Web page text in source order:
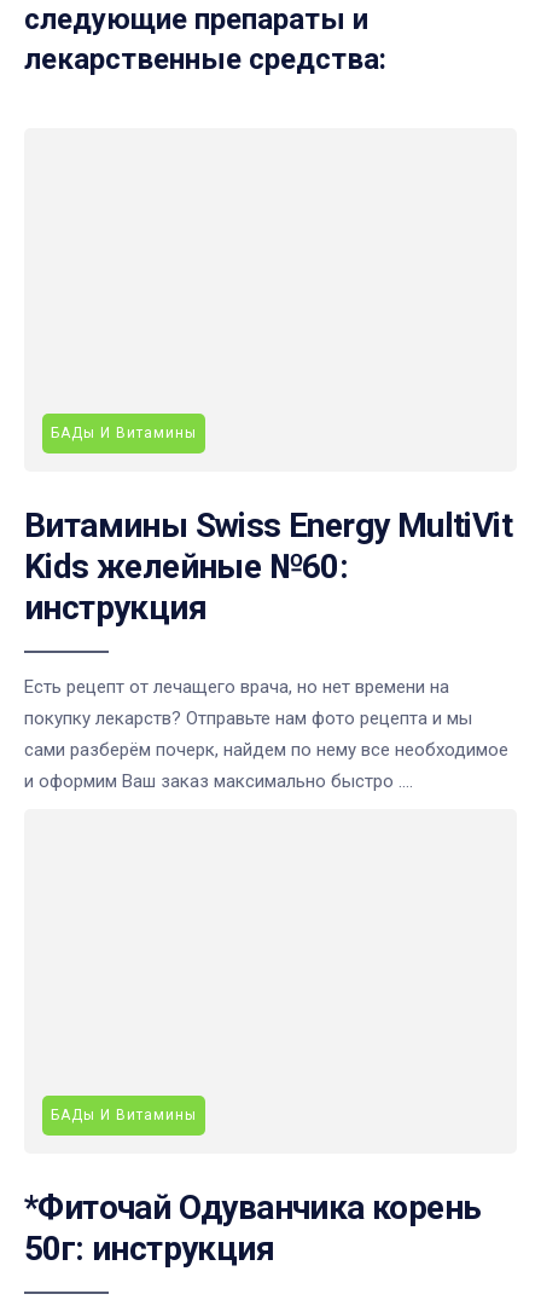
следующие препараты и
лекарственные средства:
БАДы И Витамины
Витамины Swiss Energy MultiVit
Kids желейные №60:
инструкция
Есть рецепт от лечащего врача, но нет времени на
покупку лекарств? Отправьте нам фото рецепта и мы
сами разберём почерк, найдем по нему все необходимое
и оформим Ваш заказ максимально быстро ....
БАДы И Витамины
*Фиточай Одуванчика корень
50г: инструкция